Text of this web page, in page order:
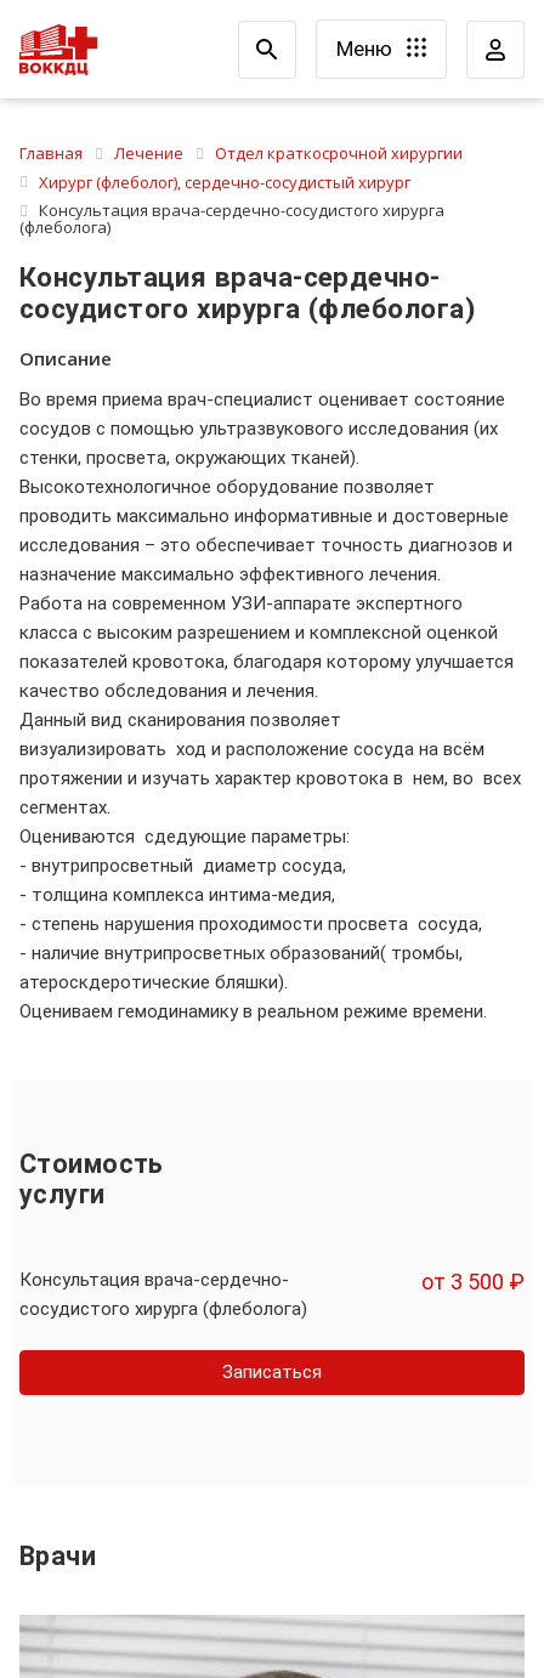
Меню
Главная Лечение
Отдел краткосрочной хирургии
Хирург (флеболог), сердечно-сосудистый хирург
Консультация врача-сердечно-сосудистого хирурга
(флеболога)
Консультация врача-сердечно-
сосудистого хирурга (флеболога)
Описание
Во время приема врач-специалист оценивает состояние
сосудов с помощью ультразвукового исследования (их
стенки, просвета, окружающих тканей).
Высокотехнологичное оборудование позволяет
проводить максимально информативные и достоверные
исследования – это обеспечивает точность диагнозов и
назначение максимально эффективного лечения.
Работа на современном УЗИ-аппарате экспертного
класса с высоким разрешением и комплексной оценкой
показателей кровотока, благодаря которому улучшается
качество обследования и лечения.
Данный вид сканирования позволяет
визуализировать ход и расположение сосуда на всём
протяжении и изучать характер кровотока в нем, во всех
сегментах.
Оцениваются сдедующие параметры:
- внутрипросветный диаметр сосуда,
- толщина комплекса интима-медия,
- степень нарушения проходимости просвета сосуда,
- наличие внутрипросветных образований( тромбы,
атероскдеротические бляшки).
Оцениваем гемодинамику в реальном режиме времени.
Стоимость
услуги
Консультация врача-сердечно-
сосудистого хирурга (флеболога)
от 3 500 ₽
Записаться
Врачи